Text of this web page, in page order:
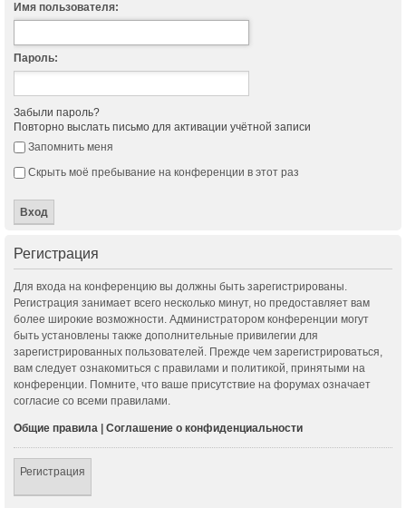
Имя пользователя:
Пароль:
Забыли пароль?
Повторно выслать письмо для активации учётной записи
Запомнить меня
Скрыть моё пребывание на конференции в этот раз
Регистрация
Для входа на конференцию вы должны быть зарегистрированы.
Регистрация занимает всего несколько минут, но предоставляет вам
более широкие возможности. Администратором конференции могут
быть установлены также дополнительные привилегии для
зарегистрированных пользователей. Прежде чем зарегистрироваться,
вам следует ознакомиться с правилами и политикой, принятыми на
конференции. Помните, что ваше присутствие на форумах означает
согласие со всеми правилами.
Общие правила Соглашение о конфиденциальности
Регистрация